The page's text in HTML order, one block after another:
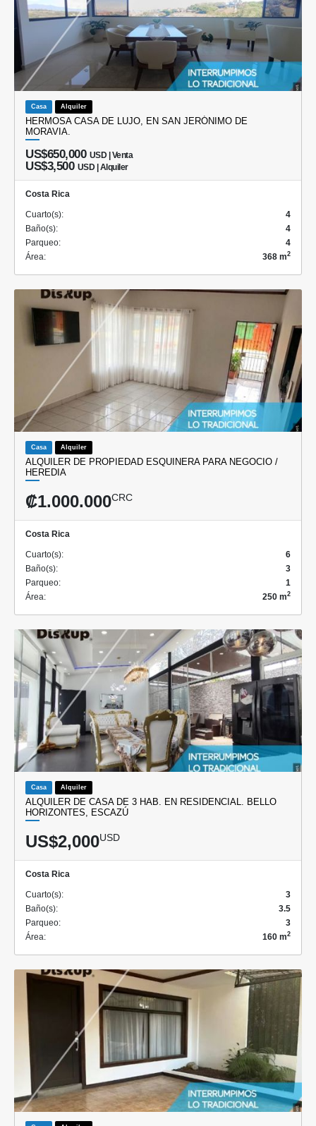
Casa Alquiler
HERMOSA CASA DE LUJO, EN SAN JERÓNIMO DE
MORAVIA.
US$650,000 USD | Venta
US$3,500 USD | Alquiler
Costa Rica
Cuarto(s):
4
Baño(s):
4
Parqueo:
4
Área:
368 m2
Casa Alquiler
ALQUILER DE PROPIEDAD ESQUINERA PARA NEGOCIO /
HEREDIA
₡1.000.000CRC
Costa Rica
Cuarto(s):
6
Baño(s):
3
Parqueo:
1
Área:
250 m2
Casa Alquiler
ALQUILER DE CASA DE 3 HAB. EN RESIDENCIAL. BELLO
HORIZONTES, ESCAZÚ
US$2,000USD
Costa Rica
Cuarto(s):
3
Baño(s):
3.5
Parqueo:
3
Área:
160 m2